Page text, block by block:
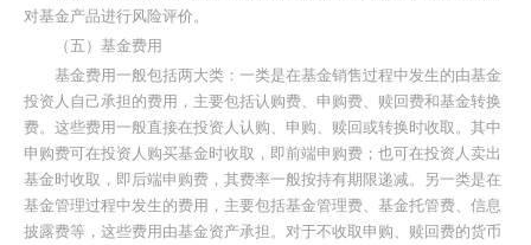
对基金产品进行风险评价。
（五）基金费用
基金费用一般包括两大类：一类是在基金销售过程中发生的由基金
投资人自己承担的费用，主要包括认购费、申购费、赎回费和基金转换
费。这些费用一般直接在投资人认购、申购、赎回或转换时收取。其中
申购费可在投资人购买基金时收取，即前端申购费；也可在投资人卖出
基金时收取，即后端申购费，其费率一般按持有期限递减。另一类是在
基金管理过程中发生的费用，主要包括基金管理费、基金托管费、信息
披露费等，这些费用由基金资产承担。对于不收取申购、赎回费的货币